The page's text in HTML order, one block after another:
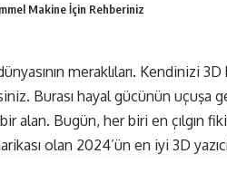
Makine İçin Rehberiniz
meraklıları. Kendinizi 3D
Burası hayal gücünün uçuşa
alan. Bugün, her biri en çılgın
olan 2024’ün en iyi 3D